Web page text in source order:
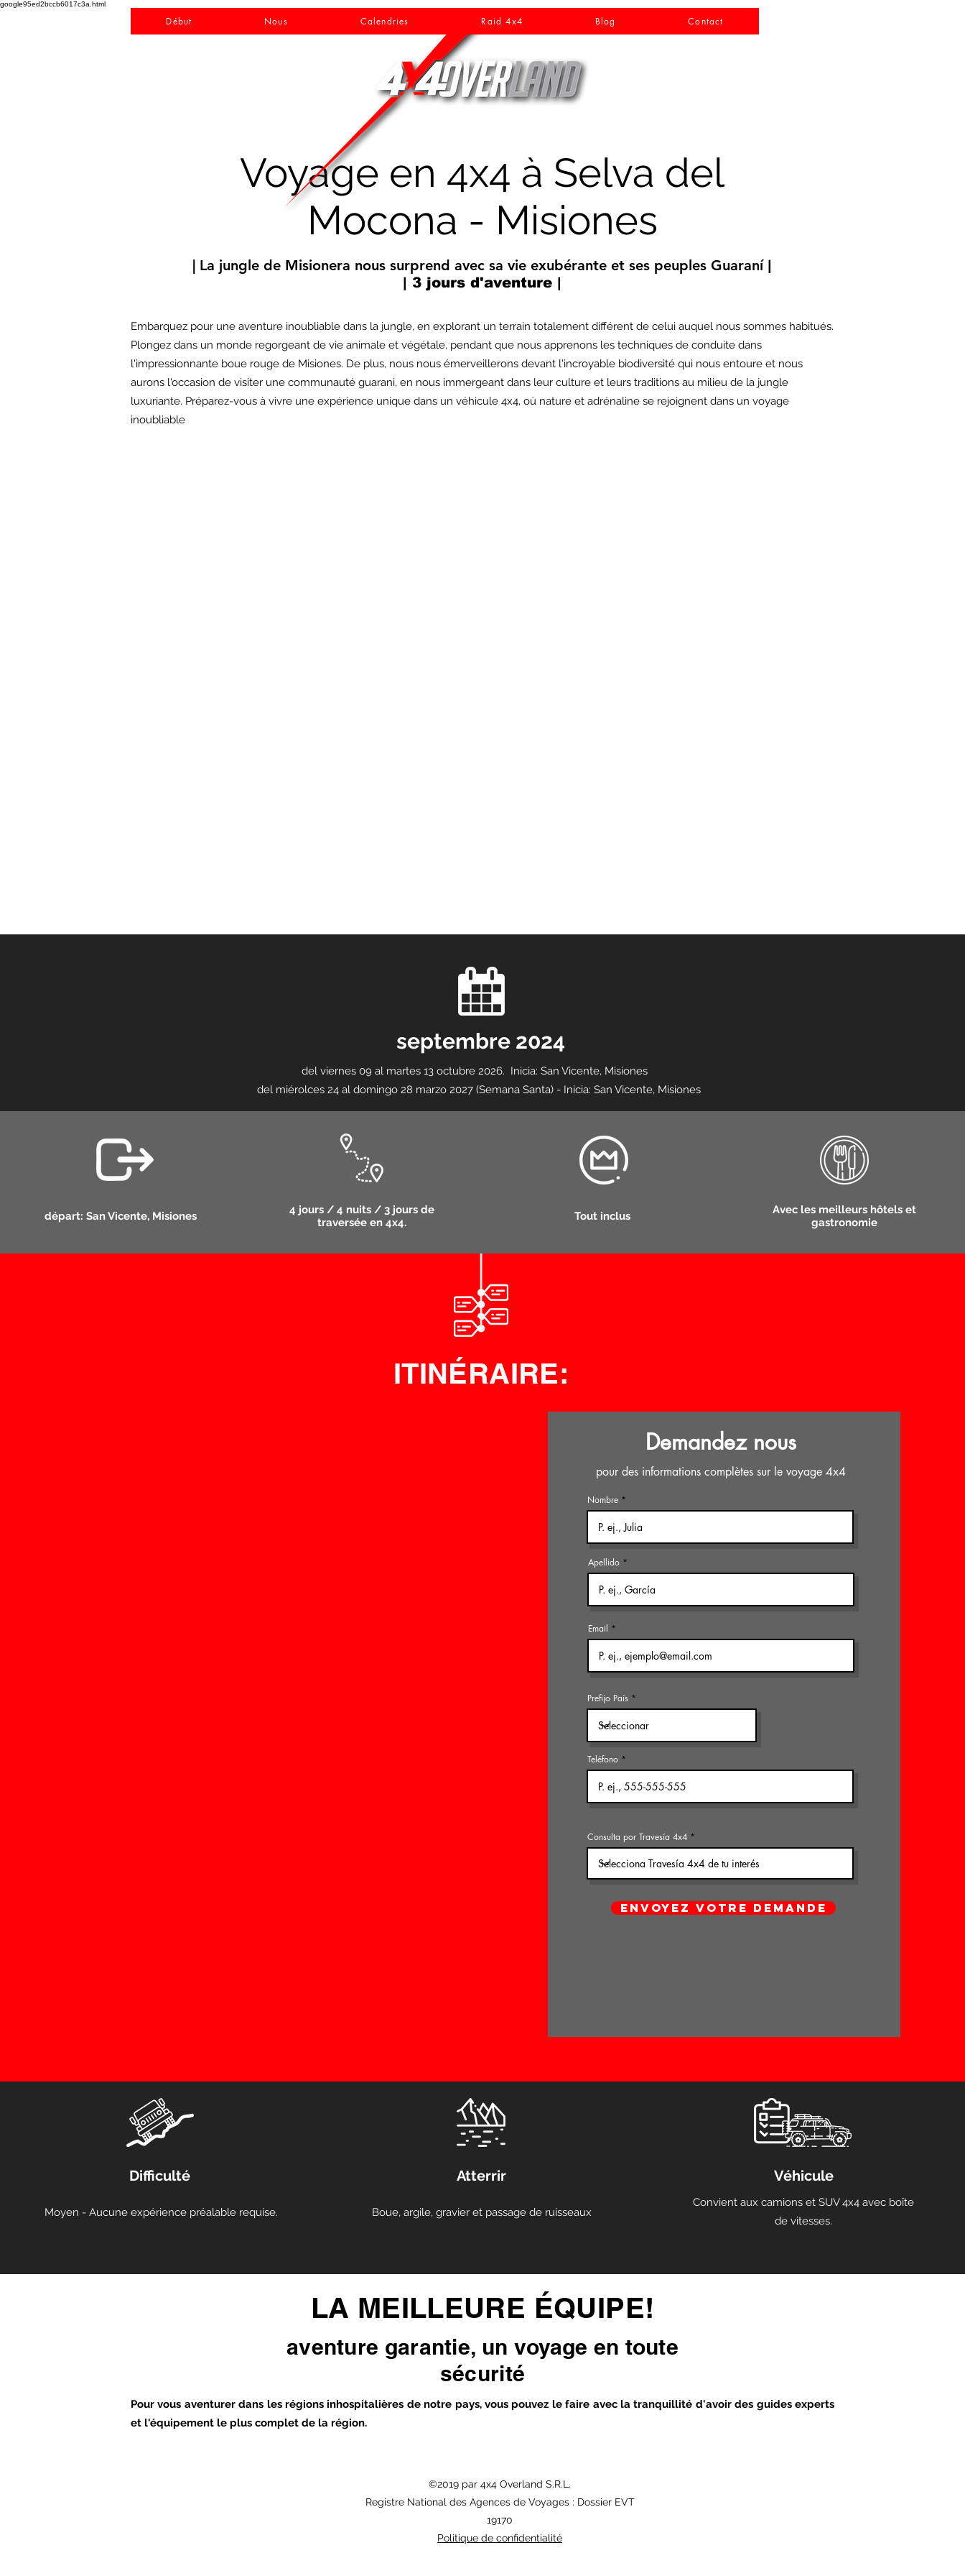
google95ed2bccb6017c3a.html
Début Nous Calendries Raid 4x4 Blog Contact
Voyage en 4x4 à Selva del
Mocona - Misiones
| La jungle de Misionera nous surprend avec sa vie exubérante et ses peuples Guaraní |
| 3 jours d'aventure |
Embarquez pour une aventure inoubliable dans la jungle, en explorant un terrain totalement différent de celui auquel nous sommes habitués.
Plongez dans un monde regorgeant de vie animale et végétale, pendant que nous apprenons les techniques de conduite dans
l'impressionnante boue rouge de Misiones. De plus, nous nous émerveillerons devant l'incroyable biodiversité qui nous entoure et nous
aurons l'occasion de visiter une communauté guarani, en nous immergeant dans leur culture et leurs traditions au milieu de la jungle
luxuriante. Préparez-vous à vivre une expérience unique dans un véhicule 4x4, où nature et adrénaline se rejoignent dans un voyage
inoubliable
septembre 2024
del viernes 09 al martes 13 octubre 2026. Inicia: San Vicente, Misiones
del miérolces 24 al domingo 28 marzo 2027 (Semana Santa) - Inicia: San Vicente, Misiones
départ: San Vicente, Misiones
4 jours / 4 nuits / 3 jours de
traversée en 4x4.
Tout inclus
Avec les meilleurs hôtels et
gastronomie
ITINÉRAIRE:
Demandez nous
pour des informations complètes sur le voyage 4x4
Nombre
Apellido
Email
Prefijo País
Teléfono
Consulta por Travesía 4x4
ENVOYEZ VOTRE DEMANDE
Difficulté
Moyen - Aucune expérience préalable requise.
Atterrir
Boue, argile, gravier et passage de ruisseaux
Véhicule
Convient aux camions et SUV 4x4 avec boîte
de vitesses.
LA MEILLEURE ÉQUIPE!
aventure garantie, un voyage en toute
sécurité
Pour vous aventurer dans les régions inhospitalières de notre pays, vous pouvez le faire avec la tranquillité d'avoir des guides experts
et l'équipement le plus complet de la région.
©2019 par 4x4 Overland S.R.L.
Registre National des Agences de Voyages : Dossier EVT
19170
Politique de confidentialité